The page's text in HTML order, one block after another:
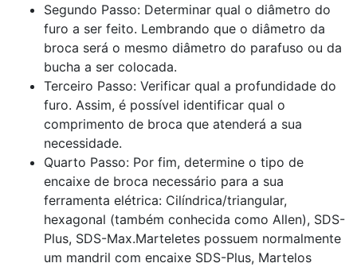
Segundo Passo: Determinar qual o diâmetro do
furo a ser feito. Lembrando que o diâmetro da
broca será o mesmo diâmetro do parafuso ou da
bucha a ser colocada.
Terceiro Passo: Verificar qual a profundidade do
furo. Assim, é possível identificar qual o
comprimento de broca que atenderá a sua
necessidade.
Quarto Passo: Por fim, determine o tipo de
encaixe de broca necessário para a sua
ferramenta elétrica: Cilíndrica/triangular,
hexagonal (também conhecida como Allen), SDS-
Plus, SDS-Max.Marteletes possuem normalmente
um mandril com encaixe SDS-Plus, Martelos